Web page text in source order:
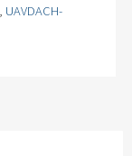
UAVDACH-